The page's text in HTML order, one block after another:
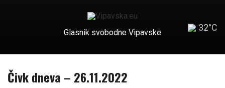
Glasnik svobodne Vipavske 32°C
Čivk dneva – 26.11.2022